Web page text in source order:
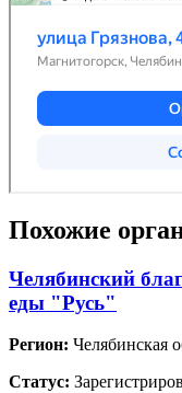
Похожие
Челябинский
еды "Русь"
Регион: Челябинская
Статус: